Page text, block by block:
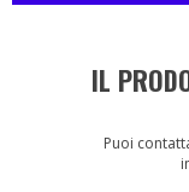
IL
Puoi